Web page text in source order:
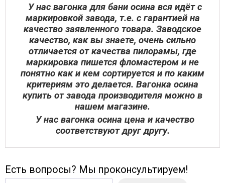
У нас вагонка для бани осина вся идёт с
маркировкой завода, т.е. с гарантией на
качество заявленного товара. Заводское
качество, как вы знаете, очень сильно
отличается от качества пилорамы, где
маркировка пишется фломастером и не
понятно как и кем сортируется и по каким
критериям это делается. Вагонка осина
купить от завода производителя можно в
нашем магазине.
У нас вагонка осина цена и качество
соответствуют друг другу.
Есть вопросы? Мы проконсультируем!